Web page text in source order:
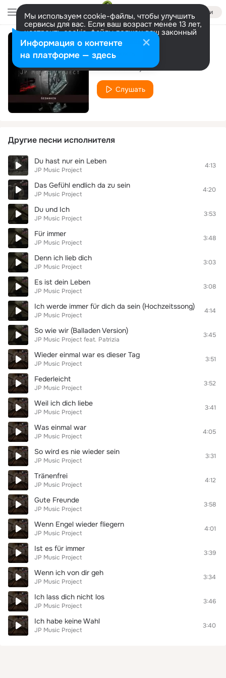
Войти
Мы используем cookie-файлы, чтобы улучшить
сервисы для вас. Если ваш возраст менее 13 лет,
настроить cookie-файлы должен ваш законный
представитель. Больше информации
Разрешить все Настроить
Can You Feel
JP Music Project
Слушать
Другие песни исполнителя
Du hast nur ein Leben
JP Music Project
4:13
Das Gefühl endlich da zu sein
JP Music Project
4:20
Du und Ich
JP Music Project
3:53
Für immer
JP Music Project
3:48
Denn ich lieb dich
JP Music Project
3:03
Es ist dein Leben
JP Music Project
3:08
Ich werde immer für dich da sein (Hochzeitssong)
JP Music Project
4:14
So wie wir (Balladen Version)
JP Music Project feat. Patrizia
3:45
Wieder einmal war es dieser Tag
JP Music Project
3:51
Federleicht
JP Music Project
3:52
Weil ich dich liebe
JP Music Project
3:41
Was einmal war
JP Music Project
4:05
So wird es nie wieder sein
JP Music Project
3:31
Tränenfrei
JP Music Project
4:12
Gute Freunde
JP Music Project
3:58
Wenn Engel wieder fliegern
JP Music Project
4:01
Ist es für immer
JP Music Project
3:39
Wenn ich von dir geh
JP Music Project
3:34
Ich lass dich nicht los
JP Music Project
3:46
Ich habe keine Wahl
JP Music Project
3:40
Информация о контенте
на платформе — здесь